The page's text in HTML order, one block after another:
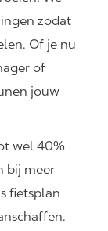
zodat
Of je nu
of
jouw
wel 40%
bij meer
fietsplan